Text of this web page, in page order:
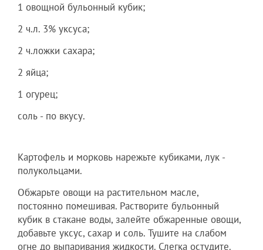
1 овощной бульонный кубик;
2 ч.л. 3% уксуса;
2 ч.ложки сахара;
2 яйца;
1 огурец;
соль - по вкусу.
Картофель и морковь нарежьте кубиками, лук -
полукольцами.
Обжарьте овощи на растительном масле,
постоянно помешивая. Растворите бульонный
кубик в стакане воды, залейте обжаренные овощи,
добавьте уксус, сахар и соль. Тушите на слабом
огне до выпаривания жидкости. Слегка остудите.